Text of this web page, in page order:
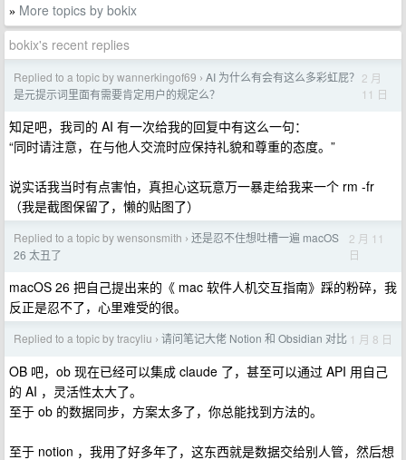
» More topics by bokix
bokix's recent replies
Replied to a topic by wannerkingof69 › AI 为什么有会有这么多彩虹屁？
是元提示词里面有需要肯定用户的规定么？
2 月
11 日
知足吧，我司的 AI 有一次给我的回复中有这么一句：
“同时请注意，在与他人交流时应保持礼貌和尊重的态度。”
说实话我当时有点害怕，真担心这玩意万一暴走给我来一个 rm -fr
（我是截图保留了，懒的贴图了）
Replied to a topic by wensonsmith › 还是忍不住想吐槽一遍 macOS
26 太丑了
2 月 11
日
macOS 26 把自己提出来的《 mac 软件人机交互指南》踩的粉碎，我
反正是忍不了，心里难受的很。
Replied to a topic by tracyliu › 请问笔记大佬 Notion 和 Obsidian 对比 1 月 8 日
OB 吧，ob 现在已经可以集成 claude 了，甚至可以通过 API 用自己
的 AI ，灵活性太大了。
至于 ob 的数据同步，方案太多了，你总能找到方法的。
至于 notion ，我用了好多年了，这东西就是数据交给别人管，然后想